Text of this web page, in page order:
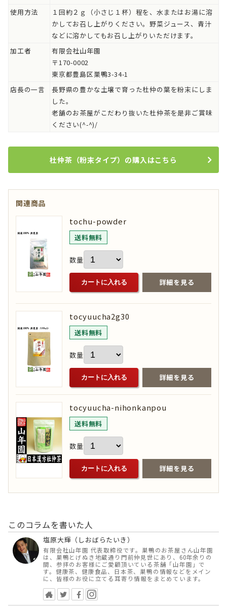
使用方法
１回約２ｇ（小さじ１杯）程を、水またはお湯に溶
かしてお召し上がりください。野菜ジュース、青汁
などに溶かしてもお召し上がりいただけます。
加工者
有限会社山年園
〒170-0002
東京都豊島区巣鴨3-34-1
店長の一言
長野県の豊かな土壌で育った杜仲の葉を粉末にしま
した。
老舗のお茶屋がこだわり抜いた杜仲茶を是非ご賞味
ください(^-^)/
杜仲茶（粉末タイプ）の購入はこちら
関連商品
tochu-powder
送料無料
数量
カートに入れる 詳細を見る
tocyuucha2g30
送料無料
数量
カートに入れる 詳細を見る
tocyuucha-nihonkanpou
送料無料
数量
カートに入れる 詳細を見る
このコラムを書いた人
塩原大輝（しおばらたいき）
有限会社山年園 代表取締役です。巣鴨のお茶屋さん山年園
は、巣鴨とげぬき地蔵通り門前仲見世にあり、60年余りの
間、参拝のお客様にご愛顧頂いている茶舗「山年園」で
す。健康茶、健康食品、日本茶、巣鴨の情報などをメイン
に、皆様のお役に立てる耳寄り情報をまとめています。